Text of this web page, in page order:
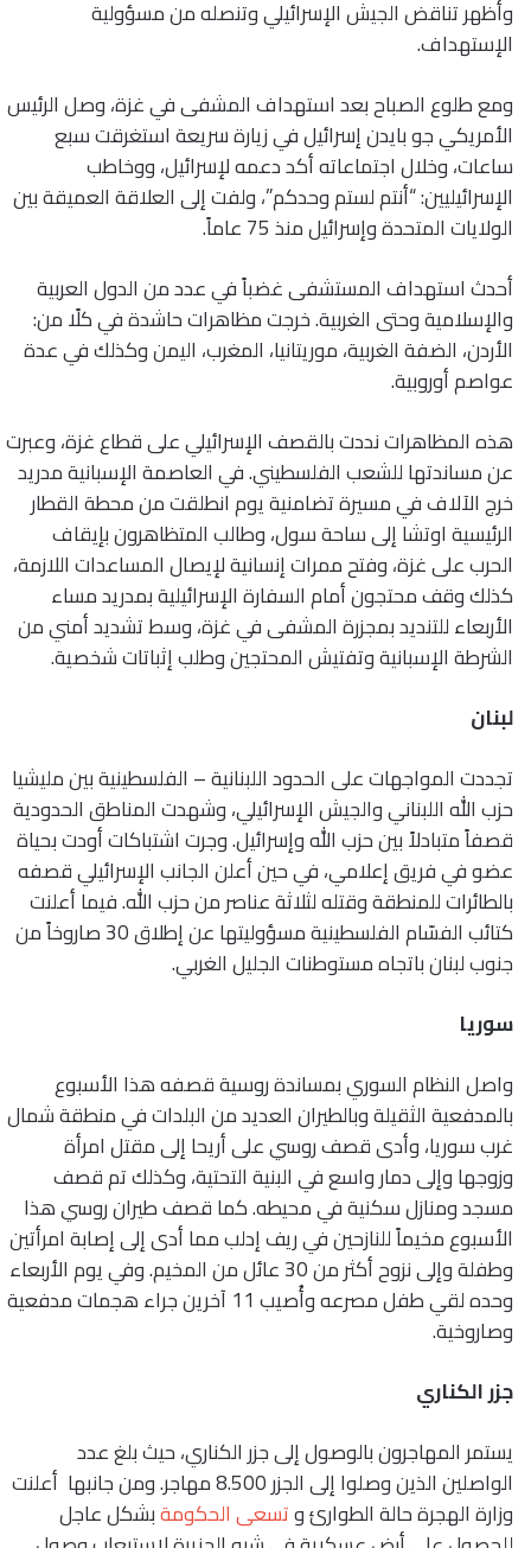
وأظهر تناقض الجيش الإسرائيلي وتنصله من مسؤولية
الإستهداف.
ومع طلوع الصباح بعد استهداف المشفى في غزة، وصل الرئيس
الأمريكي جو بايدن إسرائيل في زيارة سريعة استغرقت سبع
ساعات، وخلال اجتماعاته أكد دعمه لإسرائيل، ووخاطب
الإسرائيليين: “أنتم لستم وحدكم”، ولفت إلى العلاقة العميقة بين
الولايات المتحدة وإسرائيل منذ 75 عاماً.
أحدث استهداف المستشفى غضباً في عدد من الدول العربية
والإسلامية وحتى الغربية. خرجت مظاهرات حاشدة في كلًا من:
الأردن، الضفة الغربية، موريتانيا، المغرب، اليمن وكذلك في عدة
عواصم أوروبية.
هذه المظاهرات نددت بالقصف الإسرائيلي على قطاع غزة، وعبرت
عن مساندتها للشعب الفلسطيني. في العاصمة الإسبانية مدريد
خرج الآلاف في مسيرة تضامنية يوم انطلقت من محطة القطار
الرئيسية اوتشا إلى ساحة سول، وطالب المتظاهرون بإيقاف
الحرب على غزة، وفتح ممرات إنسانية لإيصال المساعدات اللازمة،
كذلك وقف محتجون أمام السفارة الإسرائيلية بمدريد مساء
الأربعاء للتنديد بمجزرة المشفى في غزة، وسط تشديد أمني من
الشرطة الإسبانية وتفتيش المحتجين وطلب إثباتات شخصية.
لبنان
تجددت المواجهات على الحدود اللبنانية – الفلسطينية بين مليشيا
حزب الله اللبناني والجيش الإسرائيلي، وشهدت المناطق الحدودية
قصفاً متبادلاً بين حزب الله وإسرائيل. وجرت اشتباكات أودت بحياة
عضو في فريق إعلامي، في حين أعلن الجانب الإسرائيلي قصفه
بالطائرات للمنطقة وقتله لثلاثة عناصر من حزب الله. فيما أعلنت
كتائب الفسّام الفلسطينية مسؤوليتها عن إطلاق 30 صاروخاً من
جنوب لبنان باتجاه مستوطنات الجليل الغربي.
سوريا
واصل النظام السوري بمساندة روسية قصفه هذا الأسبوع
بالمدفعية الثقيلة وبالطيران العديد من البلدات في منطقة شمال
غرب سوريا، وأدى قصف روسي على أريحا إلى مقتل امرأة
وزوجها وإلى دمار واسع في البنية التحتية، وكذلك تم قصف
مسجد ومنازل سكنية في محيطه. كما قصف طيران روسي هذا
الأسبوع مخيماً للنازحين في ريف إدلب مما أدى إلى إصابة امرأتين
وطفلة وإلى نزوح أكثر من 30 عائل من المخيم. وفي يوم الأربعاء
وحده لقي طفل مصرعه وأُصيب 11 آخرين جراء هجمات مدفعية
وصاروخية.
جزر الكناري
يستمر المهاجرون بالوصول إلى جزر الكناري، حيث بلغ عدد
الواصلين الذين وصلوا إلى الجزر 8.500 مهاجر. ومن جانبها أعلنت
وزارة الهجرة حالة الطوارئ وتسعى الحكومةبشكل عاجل